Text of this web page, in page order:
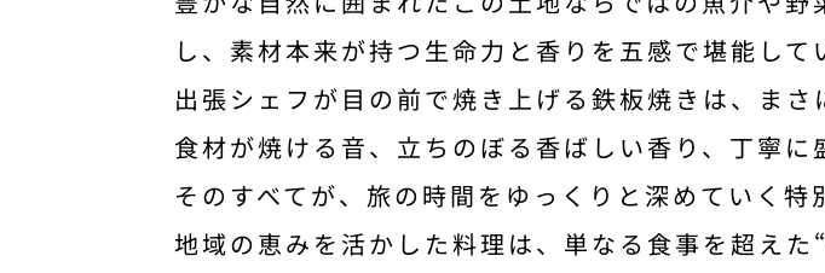
し、素材本来が持つ生命力と香りを五感で堪能して
出張シェフが目の前で焼き上げる鉄板焼きは、まさ
食材が焼ける音、立ちのぼる香ばしい香り、丁寧に
そのすべてが、旅の時間をゆっくりと深めていく特
地域の恵みを活かした料理は、単なる食事を超えた